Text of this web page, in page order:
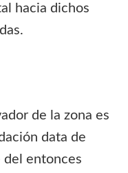
hacia dichos
de la zona es
data de
del entonces